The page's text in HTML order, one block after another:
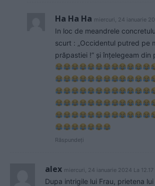
Ha Ha Ha miercuri, 24 ianuarie
In loc de meandrele
scurt : „Occidentul putred pe
prăpastiei !” și înțelegeam din
Răspundeți
alex miercuri, 24 ianuarie 2024 La 12.17
Dupa intrigile lui Frau, prietena